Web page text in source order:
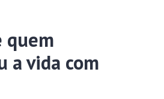
quem
a vida com